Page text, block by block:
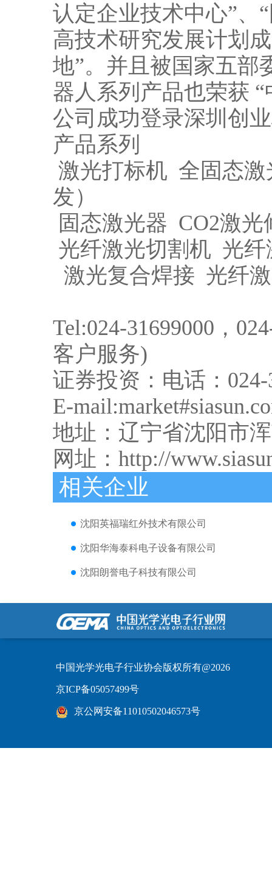
认定企业技术中心”、
高技术研究发展计划
地”。并且被国家五部
器人系列产品也荣获
公司成功登录深圳创
产品系列
激光打标机 全固态
发）
固态激光器 CO2激
光纤激光切割机 光
激光复合焊接 光纤
Tel:024-31699000，
客户服务)
证券投资：电话：024-
E-
地址：辽宁省沈阳市
网址： http://
相关企业
沈阳英福瑞红外技术有限公司
沈阳华海泰科电子设备有限公司
沈阳朗誉电子科技有限公司
中国光学光电子行业协会版权所有@2026
京ICP备05057499号
京公网安备11010502046573号